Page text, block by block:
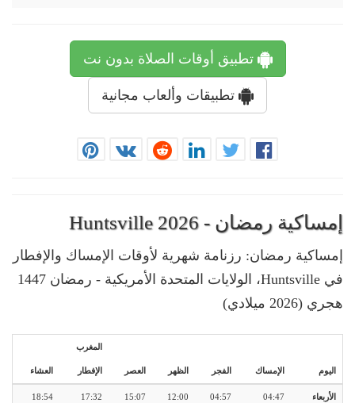
تطبيق أوقات الصلاة بدون نت
تطبيقات وألعاب مجانية
إمساكية رمضان - Huntsville 2026
إمساكية رمضان: رزنامة شهرية لأوقات الإمساك والإفطار
في Huntsville، الولايات المتحدة الأمريكية - رمضان 1447
هجري (2026 ميلادي)
اليوم الإمساك الفجر الظهر العصر
المغرب
الإفطار العشاء
الأربعاء
04:47
04:57
12:00
15:07
17:32
18:54